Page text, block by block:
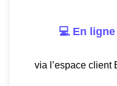
💻 En ligne
via l’espace client